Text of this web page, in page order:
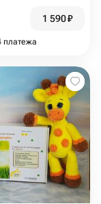
1 590₽
платежа